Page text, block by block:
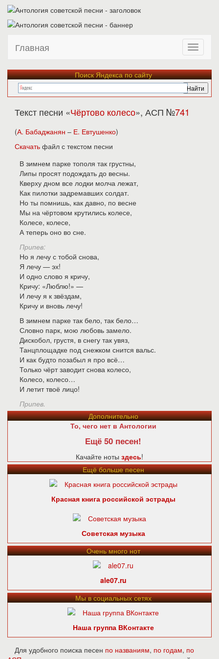
Главная
Поиск Яндекса по сайту
Текст песни «Чёртово колесо», АСП №741
(А. Бабаджанян – Е. Евтушенко)
Скачать файл с текстом песни
В зимнем парке тополя так грустны,
Липы просят подождать до весны.
Кверху дном все лодки молча лежат,
Как пилотки задремавших солдат.
Но ты помнишь, как давно, по весне
Мы на чёртовом крутились колесе,
Колесе, колесе,
А теперь оно во сне.
Припев:
Но я лечу с тобой снова,
Я лечу — эх!
И одно слово я кричу,
Кричу: «Люблю!» —
И лечу я к звёздам,
Кричу и вновь лечу!
В зимнем парке так бело, так бело…
Словно парк, мою любовь замело.
Дискобол, грустя, в снегу так увяз,
Танцплощадке под снежком снится вальс.
И как будто позабыл я про всё…
Только чёрт заводит снова колесо,
Колесо, колесо…
И летит твоё лицо!
Припев.
Дополнительно
То, чего нет в Антологии
Ещё 50 песен!
Качайте ноты здесь!
Ещё больше песен
Красная книга российской эстрады
Советская музыка
Очень много нот
ale07.ru
Мы в социальных сетях
Наша группа ВКонтакте
Для удобного поиска песен по названиям, по годам, по